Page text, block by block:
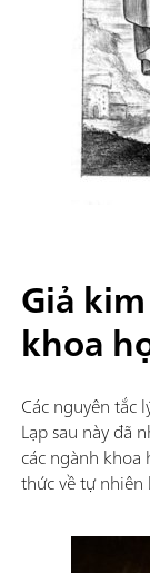
Giả
khoa
Các nguyên tắc
Lạp sau này đã
các ngành
thức về tự